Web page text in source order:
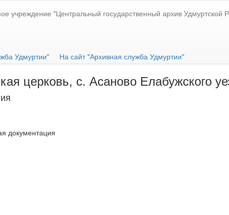
учреждение "Центральный государственный архив Удмуртской
Удмуртии" На сайт "Архивная служба Удмуртии"
церковь, с. Асаново Елабужского
документация